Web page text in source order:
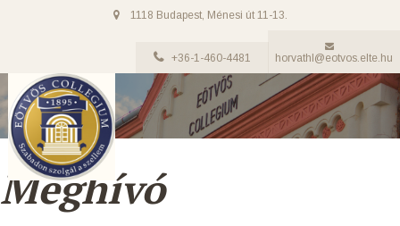
1118 Budapest, Ménesi út 11-13.
+36-1-460-4481 horvathl@eotvos.elte.hu
Meghívó